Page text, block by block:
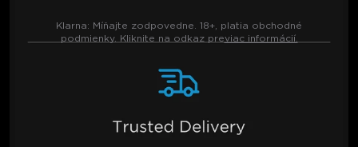
Klarna: Míňajte zodpovedne. 18+, platia obchodné
podmienky. Kliknite na odkaz previac informácií.